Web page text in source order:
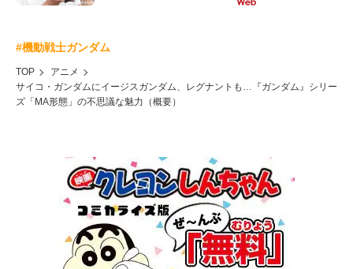
#機動戦士ガンダム
TOP
アニメ
サイコ・ガンダムにイージスガンダム、レグナントも…『ガンダム』シリー
ズ「MA形態」の不思議な魅力（概要）